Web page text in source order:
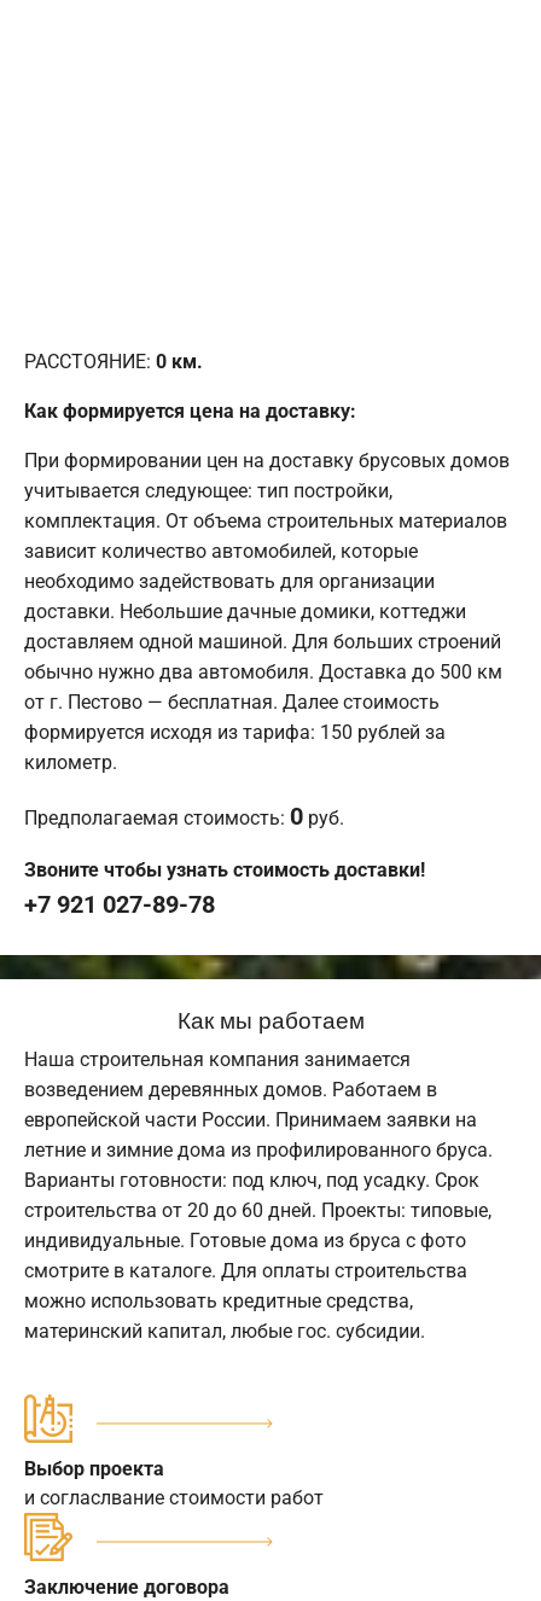
РАССТОЯНИЕ: 0 км.
Как формируется цена на доставку:
При формировании цен на доставку брусовых домов
учитывается следующее: тип постройки,
комплектация. От объема строительных материалов
зависит количество автомобилей, которые
необходимо задействовать для организации
доставки. Небольшие дачные домики, коттеджи
доставляем одной машиной. Для больших строений
обычно нужно два автомобиля. Доставка до 500 км
от г. Пестово — бесплатная. Далее стоимость
формируется исходя из тарифа: 150 рублей за
километр.
Предполагаемая стоимость: 0 руб.
Звоните чтобы узнать стоимость доставки!
+7 921 027-89-78
Как мы работаем
Наша строительная компания занимается
возведением деревянных домов. Работаем в
европейской части России. Принимаем заявки на
летние и зимние дома из профилированного бруса.
Варианты готовности: под ключ, под усадку. Срок
строительства от 20 до 60 дней. Проекты: типовые,
индивидуальные. Готовые дома из бруса с фото
смотрите в каталоге. Для оплаты строительства
можно использовать кредитные средства,
материнский капитал, любые гос. субсидии.
Выбор проекта
и согласлвание стоимости работ
Заключение договора